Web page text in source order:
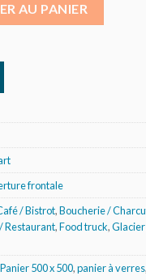
AU PANIER
frontale
/ Bistrot,Boucherie /
Restaurant,Food truck,
Panier 500 x 500,panier à verres,